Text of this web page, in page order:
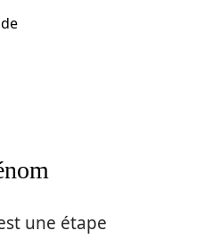
une étape